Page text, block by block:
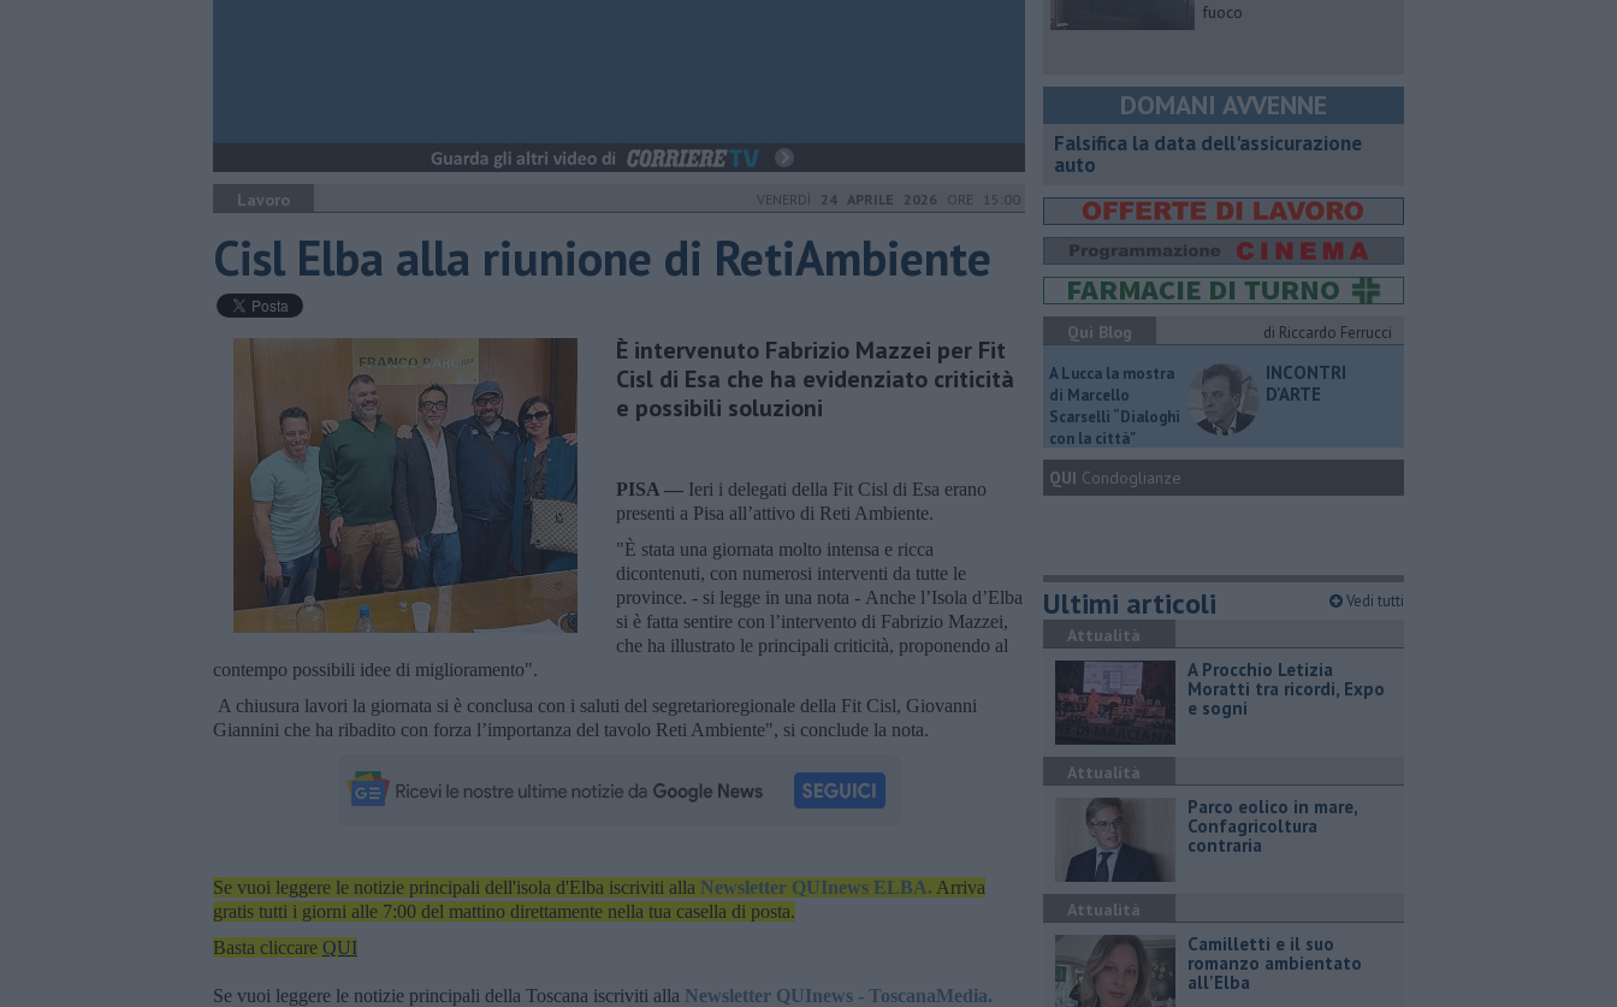
Lavoro VENERDÌ 24 APRILE 2026 ORE 15:00
Cisl Elba alla riunione di RetiAmbiente
È intervenuto Fabrizio Mazzei per Fit
Cisl di Esa che ha evidenziato criticità
e possibili soluzioni
PISA — Ieri i delegati della Fit Cisl di Esa erano
presenti a Pisa all’attivo di Reti Ambiente.
"È stata una giornata molto intensa e ricca
dicontenuti, con numerosi interventi da tutte le
province. - si legge in una nota - Anche l’Isola d’Elba
si è fatta sentire con l’intervento di Fabrizio Mazzei,
che ha illustrato le principali criticità, proponendo al
contempo possibili idee di miglioramento".
A chiusura lavori la giornata si è conclusa con i saluti del segretarioregionale della Fit Cisl, Giovanni
Giannini che ha ribadito con forza l’importanza del tavolo Reti Ambiente", si conclude la nota.
Se vuoi leggere le notizie principali dell'isola d'Elba iscriviti alla Newsletter QUInews ELBA. Arriva
gratis tutti i giorni alle 7:00 del mattino direttamente nella tua casella di posta.
Basta cliccare QUI
Se vuoi leggere le notizie principali della Toscana iscriviti alla Newsletter QUInews - ToscanaMedia.
fuoco
DOMANI AVVENNE
Falsifica la data dell'assicurazione
auto
Qui Blog
di Riccardo Ferrucci
A Lucca la mostra
di Marcello
Scarselli “Dialoghi
con la città"
INCONTRI
D'ARTE
QUI Condoglianze
Ultimi articoli Vedi tutti
Attualità
A Procchio Letizia
Moratti tra ricordi, Expo
e sogni
Attualità
Parco eolico in mare,
Confagricoltura
contraria
Attualità
Camilletti e il suo
romanzo ambientato
all'Elba